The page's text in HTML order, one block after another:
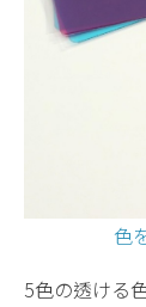
色
5色の透ける